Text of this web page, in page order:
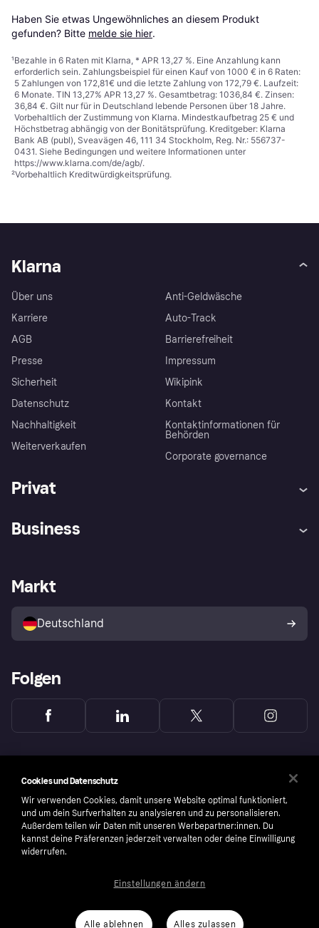
Haben Sie etwas Ungewöhnliches an diesem Produkt
gefunden? Bitte melde sie hier.
¹Bezahle in 6 Raten mit Klarna, * APR 13,27 %. Eine Anzahlung kann
erforderlich sein. Zahlungsbeispiel für einen Kauf von 1000 € in 6 Raten:
5 Zahlungen von 172,81€ und die letzte Zahlung von 172,79 €. Laufzeit:
6 Monate. TIN 13,27% APR 13,27 %. Gesamtbetrag: 1036,84 €. Zinsen:
36,84 €. Gilt nur für in Deutschland lebende Personen über 18 Jahre.
Vorbehaltlich der Zustimmung von Klarna. Mindestkaufbetrag 25 € und
Höchstbetrag abhängig von der Bonitätsprüfung. Kreditgeber: Klarna
Bank AB (publ), Sveavägen 46, 111 34 Stockholm, Reg. Nr.: 556737-
0431. Siehe Bedingungen und weitere Informationen unter
https://www.klarna.com/de/agb/.
²Vorbehaltlich Kreditwürdigkeitsprüfung.
Klarna
Über uns
Karriere
AGB
Presse
Sicherheit
Datenschutz
Nachhaltigkeit
Weiterverkaufen
Anti-Geldwäsche
Auto-Track
Barrierefreiheit
Impressum
Wikipink
Kontakt
Kontaktinformationen für
Behörden
Corporate governance
Privat
Klarna App
Shops entdecken
Käuferschutzrichtlinie
Dein Widerrufsrecht
Business
Händlerportal
Markt
Deutschland
Folgen
number: 556737-0431
Cookies und Datenschutz
Wir verwenden Cookies, damit unsere Website optimal funktioniert,
und um dein Surfverhalten zu analysieren und zu personalisieren.
Außerdem teilen wir Daten mit unseren Werbepartner:innen. Du
kannst deine Präferenzen jederzeit verwalten oder deine Einwilligung
widerrufen.
Alle ablehnen Alles zulassen
Einstellungen ändern